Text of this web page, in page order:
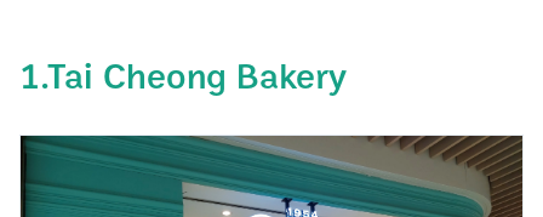
1.Tai Cheong Bakery